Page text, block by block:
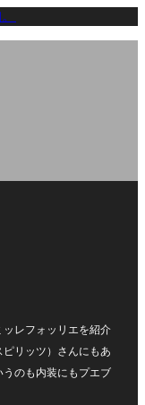
レフォッリエを紹介
リッツ）さんにもあ
のも内装にもプエブ